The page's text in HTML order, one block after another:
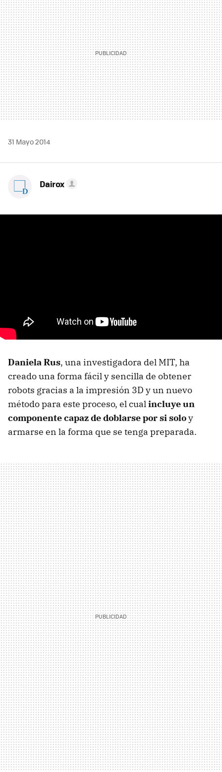
31 Mayo 2014
Dairox
Daniela Rus, una investigadora del MIT, ha
creado una forma fácil y sencilla de obtener
robots gracias a la impresión 3D y un nuevo
método para este proceso, el cualincluye un
componente capaz de doblarse por si soloy
armarse en la forma que se tenga preparada.